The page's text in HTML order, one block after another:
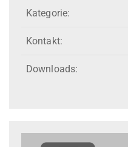
Kategorie:
Kontakt:
Downloads: